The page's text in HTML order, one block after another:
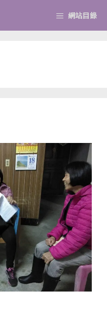
網站目錄